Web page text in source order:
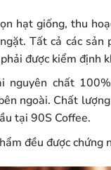
hạt giống, thu
Tất cả các sản
được kiểm định
nguyên chất
ngoài. Chất
tại 90S Coffee.
đều được chứng